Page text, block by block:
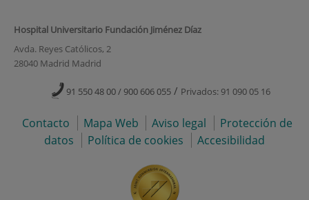
Hospital Universitario Fundación Jiménez Díaz
Avda. Reyes Católicos, 2
28040 Madrid Madrid
91 550 48 00 / 900 606 055 / Privados: 91 090 05 16
Contacto Mapa Web Aviso legal
Protección de
datos
Política de cookies Accesibilidad